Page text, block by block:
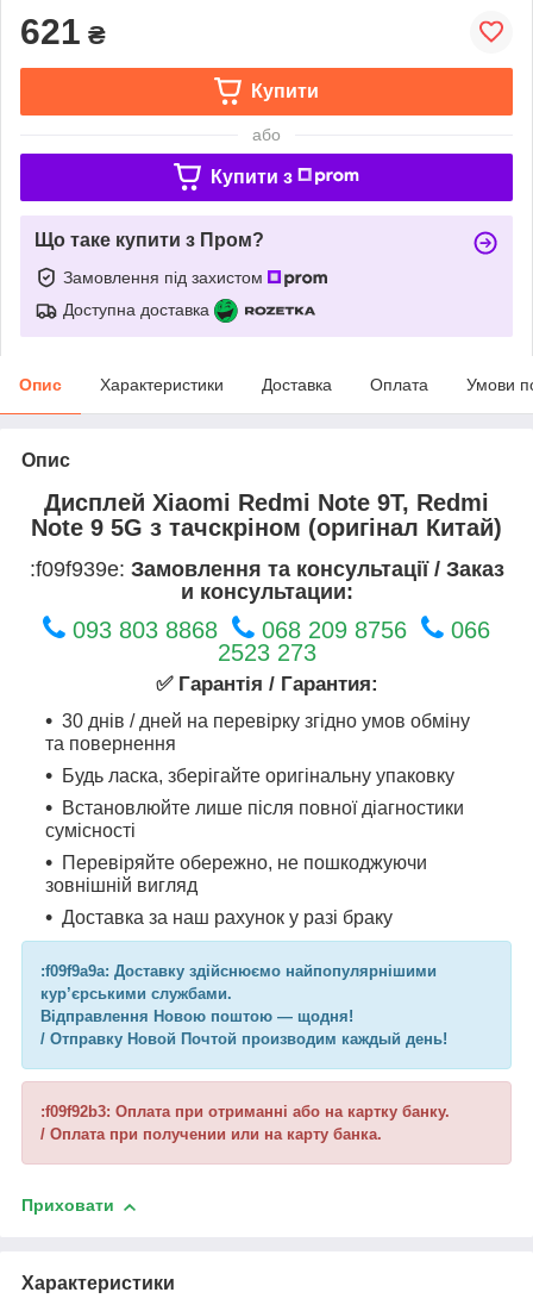
621 ₴
Купити
або
Купити з
Що таке купити з Пром?
Замовлення під захистом
Доступна доставка
Опис Характеристики Доставка Оплата Умови
Опис
Дисплей Xiaomi Redmi Note 9T, Redmi
Note 9 5G з тачскріном (оригінал Китай)
:f09f939e: Замовлення та консультації / Заказ
и консультации:
093 803 8868 068 209 8756
066
2523 273
✅ Гарантія / Гарантия:
30 днів / дней на перевірку згідно умов обміну
та повернення
Будь ласка, зберігайте оригінальну упаковку
Встановлюйте лише після повної діагностики
сумісності
Перевіряйте обережно, не пошкоджуючи
зовнішній вигляд
Доставка за наш рахунок у разі браку
:f09f9a9a: Доставку здійснюємо найпопулярнішими
кур’єрськими службами.
Відправлення Новою поштою — щодня!
/ Отправку Новой Почтой производим каждый день!
:f09f92b3: Оплата при отриманні або на картку банку.
/ Оплата при получении или на карту банка.
Приховати
Характеристики